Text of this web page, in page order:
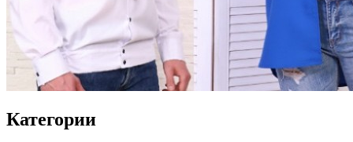
Категории